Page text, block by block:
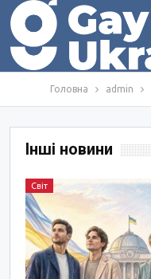
Головна admin
Інші новини
Світ